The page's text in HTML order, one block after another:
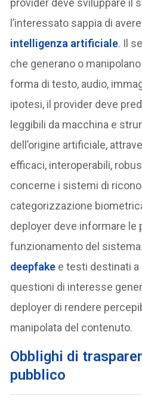
l’interessato sappia di
intelligenza artificiale. Il
che generano o
forma di testo, audio,
ipotesi, il provider deve
leggibili da macchina e
dell’origine artificiale,
efficaci, interoperabili,
concerne i sistemi di
categorizzazione
deployer deve informare le
funzionamento del
deepfake e testi destinati
questioni di interesse
deployer di rendere
manipolata del contenuto.
Obblighi di
pubblico